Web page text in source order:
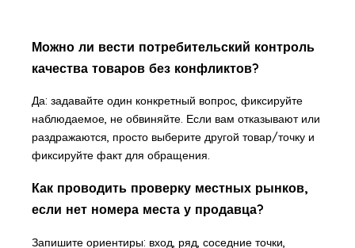
Можно ли вести потребительский контроль
качества товаров без конфликтов?
Да: задавайте один конкретный вопрос, фиксируйте
наблюдаемое, не обвиняйте. Если вам отказывают или
раздражаются, просто выберите другой товар/точку и
фиксируйте факт для обращения.
Как проводить проверку местных рынков,
если нет номера места у продавца?
Запишите ориентиры: вход, ряд, соседние точки,